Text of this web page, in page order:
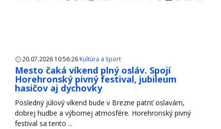
20.07.2026 10:56:26 Kultúra a šport
Mesto čaká víkend plný osláv. Spojí
Horehronský pivný festival, jubileum
hasičov aj dychovky
Posledný júlový víkend bude v Brezne patriť oslavám,
dobrej hudbe a výbornej atmosfére. Horehronský pivný
festival sa tento ...